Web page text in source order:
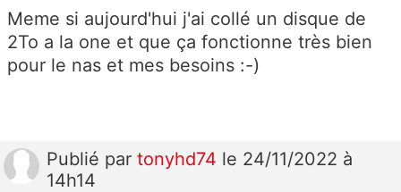
Meme si aujourd'hui j'ai collé un disque de
2To a la one et que ça fonctionne très bien
pour le nas et mes besoins :-)
Publié par tonyhd74 le 24/11/2022 à
14h14